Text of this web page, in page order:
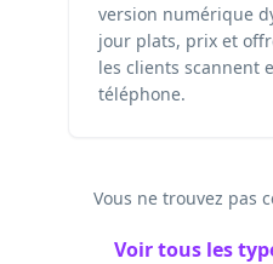
version numérique
jour plats, prix et
les clients scannent
téléphone.
Vous ne trouvez pas
Voir tous les